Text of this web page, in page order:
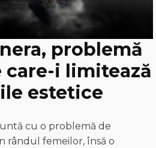
problemă
care-i limitează
estetice
cu o problemă de
rândul femeilor, însă o